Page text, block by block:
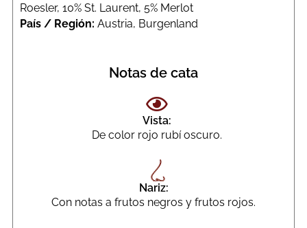
Roesler, 10% St. Laurent, 5% Merlot
País / Región: Austria, Burgenland
Notas de cata
Vista:
De color rojo rubí oscuro.
Nariz:
Con notas a frutos negros y frutos rojos.